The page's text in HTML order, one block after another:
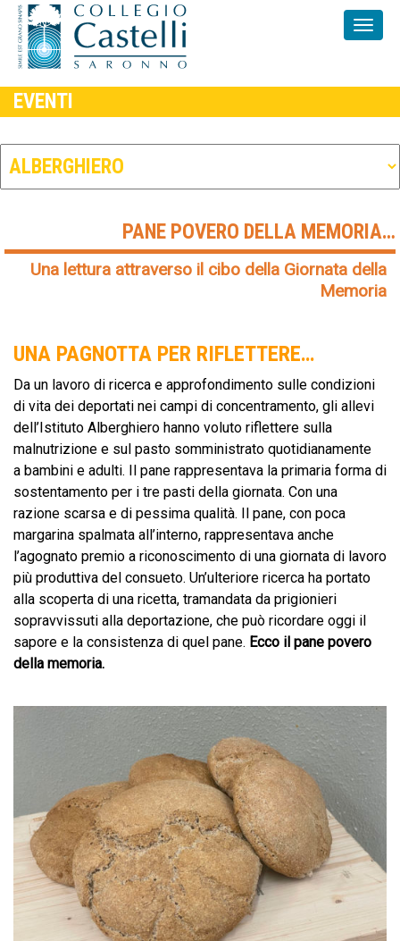
EVENTI
PANE POVERO DELLA MEMORIA…
Una lettura attraverso il cibo della Giornata della
Memoria
UNA PAGNOTTA PER RIFLETTERE…
Da un lavoro di ricerca e approfondimento sulle condizioni
di vita dei deportati nei campi di concentramento, gli allevi
dell’Istituto Alberghiero hanno voluto riflettere sulla
malnutrizione e sul pasto somministrato quotidianamente
a bambini e adulti. Il pane rappresentava la primaria forma di
sostentamento per i tre pasti della giornata. Con una
razione scarsa e di pessima qualità. Il pane, con poca
margarina spalmata all’interno, rappresentava anche
l’agognato premio a riconoscimento di una giornata di lavoro
più produttiva del consueto. Un’ulteriore ricerca ha portato
alla scoperta di una ricetta, tramandata da prigionieri
sopravvissuti alla deportazione, che può ricordare oggi il
sapore e la consistenza di quel pane. Ecco il pane povero
della memoria.